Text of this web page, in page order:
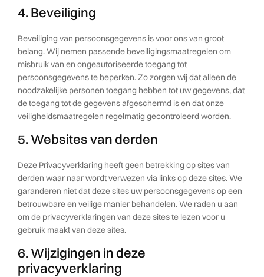
4. Beveiliging
Beveiliging van persoonsgegevens is voor ons van groot
belang. Wij nemen passende beveiligingsmaatregelen om
misbruik van en ongeautoriseerde toegang tot
persoonsgegevens te beperken. Zo zorgen wij dat alleen de
noodzakelijke personen toegang hebben tot uw gegevens, dat
de toegang tot de gegevens afgeschermd is en dat onze
veiligheidsmaatregelen regelmatig gecontroleerd worden.
5. Websites van derden
Deze Privacyverklaring heeft geen betrekking op sites van
derden waar naar wordt verwezen via links op deze sites. We
garanderen niet dat deze sites uw persoonsgegevens op een
betrouwbare en veilige manier behandelen. We raden u aan
om de privacyverklaringen van deze sites te lezen voor u
gebruik maakt van deze sites.
6. Wijzigingen in deze
privacyverklaring